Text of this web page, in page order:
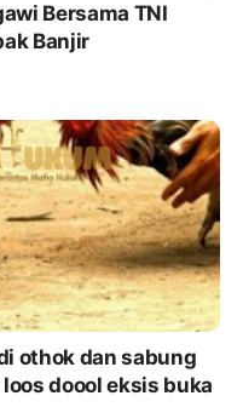
Bersama TNI
Banjir
othok dan sabung
doool eksis buka